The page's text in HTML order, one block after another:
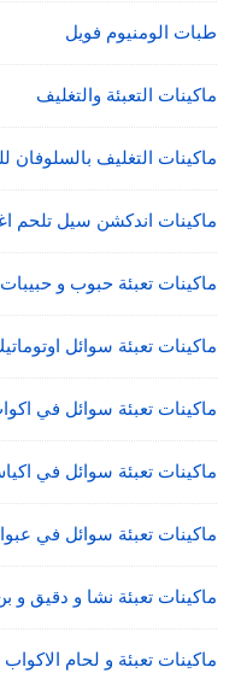
طبات الومنيوم فويل
ماكينات التعبئة والتغليف
ماكينات التغليف بالسلوفان
ماكينات اندكشن سيل تلحم
ماكينات تعبئة حبوب و
ماكينات تعبئة سوائل
ماكينات تعبئة سوائل في
ماكينات تعبئة سوائل في
ماكينات تعبئة سوائل في
ماكينات تعبئة نشا و دقيق و
ماكينات تعبئة و لحام الاكواب